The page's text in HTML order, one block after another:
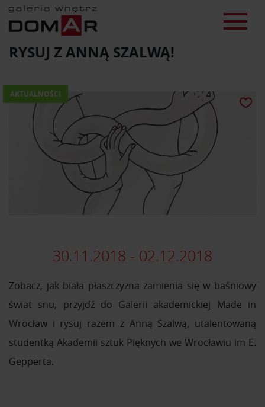
RYSUJ Z ANNĄ SZALWĄ!
AKTUALNOŚCI
30.11.2018 - 02.12.2018
Zobacz, jak biała płaszczyzna zamienia się w baśniowy
świat snu, przyjdź do Galerii akademickiej Made in
Wrocław i rysuj razem z Anną Szalwą, utalentowaną
studentką Akademii sztuk Pięknych we Wrocławiu im E.
Gepperta.